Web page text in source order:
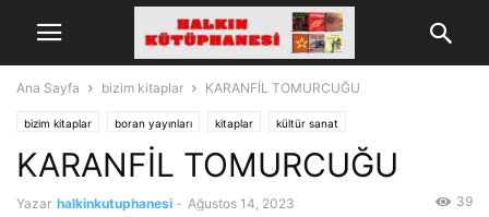
Ana Sayfa bizim kitaplar KARANFİL TOMURCUĞU
bizim kitaplar boran yayınları kitaplar kültür sanat
KARANFİL TOMURCUĞU
Yazar halkinkutuphanesi - Ağustos 14, 2023 39